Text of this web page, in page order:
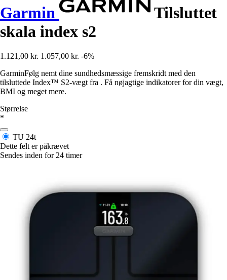
Garmin
Tilsluttet
skala index s2
1.121,00 kr. 1.057,00 kr. -6%
GarminFølg nemt dine sundhedsmæssige fremskridt med den
tilsluttede Index™ S2-vægt fra . Få nøjagtige indikatorer for din vægt,
BMI og meget mere.
Størrelse
*
TU 24t
Dette felt er påkrævet
Sendes inden for 24 timer